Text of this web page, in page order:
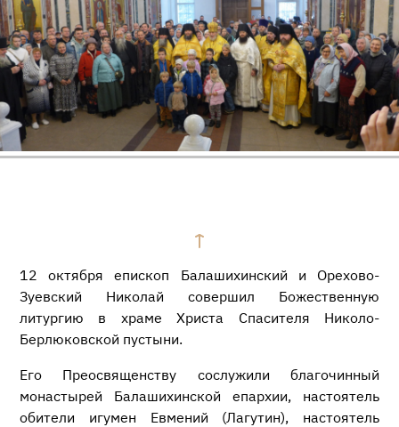
12 октября епископ Балашихинский и Орехово-
Зуевский Николай совершил Божественную
литургию в храме Христа Спасителя Николо-
Берлюковской пустыни.
Его Преосвященству сослужили благочинный
монастырей Балашихинской епархии, настоятель
обители игумен Евмений (Лагутин), настоятель